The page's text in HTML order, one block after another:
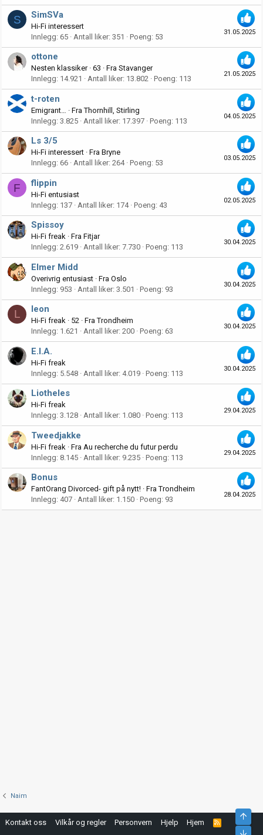
S
31.05.2025
SimSVa
Hi-Fi interessert
Innlegg 65 Antall liker 351 Poeng 53
21.05.2025
ottone
Nesten klassiker · 63 · Fra Stavanger
Innlegg 14.921 Antall liker 13.802 Poeng 113
04.05.2025
t-roten
Emigrant… · FraThornhill, Stirling
Innlegg 3.825 Antall liker 17.397 Poeng 113
03.05.2025
Ls 3/5
Hi-Fi interessert · Fra Bryne
Innlegg 66 Antall liker 264 Poeng 53
F
02.05.2025
flippin
Hi-Fi entusiast
Innlegg 137 Antall liker 174 Poeng 43
30.04.2025
Spissoy
Hi-Fi freak · Fra Fitjar
Innlegg 2.619 Antall liker 7.730 Poeng 113
30.04.2025
Elmer Midd
Overivrig entusiast · Fra Oslo
Innlegg 953 Antall liker 3.501 Poeng 93
L
30.04.2025
leon
Hi-Fi freak · 52 · FraTrondheim
Innlegg 1.621 Antall liker 200 Poeng 63
30.04.2025
E.I.A.
Hi-Fi freak
Innlegg 5.548 Antall liker 4.019 Poeng 113
29.04.2025
Liotheles
Hi-Fi freak
Innlegg 3.128 Antall liker 1.080 Poeng 113
29.04.2025
Tweedjakke
Hi-Fi freak · Fra Au recherche du futur perdu
Innlegg 8.145 Antall liker 9.235 Poeng 113
28.04.2025
Bonus
FantOrang Divorced- gift på nytt! · FraTrondheim
Innlegg 407 Antall liker 1.150 Poeng 93
Naim
Kontakt oss Vilkår og regler Personvern Hjelp Hjem
R
Topp
Bunn